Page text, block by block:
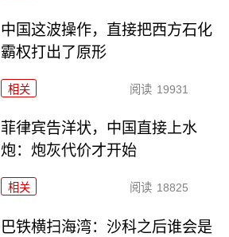
中国这波操作，直接把西方石化
霸权打出了原形
相关 阅读 19931
菲律宾告洋状，中国直接上水
炮：炮灰代价才开始
相关 阅读 18825
巴铁横扫海湾：沙科之后谁会是